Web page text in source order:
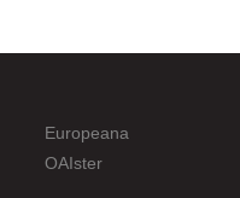
Europeana
OAIster